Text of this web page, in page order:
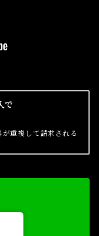
で
重複して請求される